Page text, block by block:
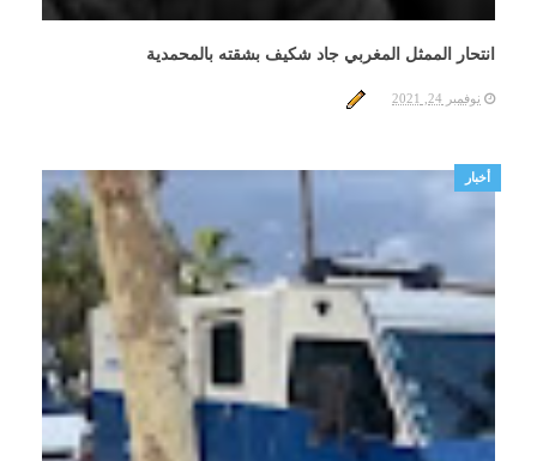
انتحار الممثل المغربي جاد شكيف بشقته بالمحمدية
نوفمبر 24, 2021
أخبار